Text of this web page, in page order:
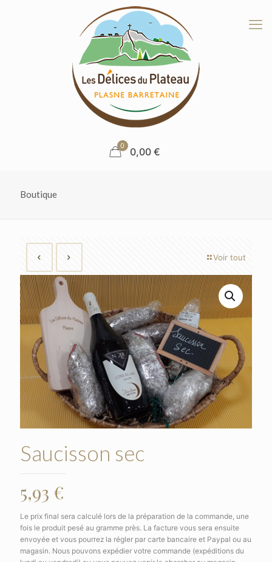
0 0,00 €
Boutique
Voir tout
Saucisson sec
5,93 €
Le prix final sera calculé lors de la préparation de la commande, une
fois le produit pesé au gramme près. La facture vous sera ensuite
envoyée et vous pourrez la régler par carte bancaire et Paypal ou au
magasin. Nous pouvons expédier votre commande (expéditions du